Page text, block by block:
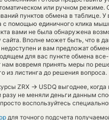
или ручном
пунктов обмена в таблице.
с помощью единичного клика
вами не была обнаружена
сайта. Вполне может быть, что в
недоступен и вам предложат
для вас пункте обмена
нам вовремя принять меры по
из листинга до решения вопроса.
ZRX → USDQ выгоднее,
не меняли деньги данным
воспользуйтесь
для точного подсчета